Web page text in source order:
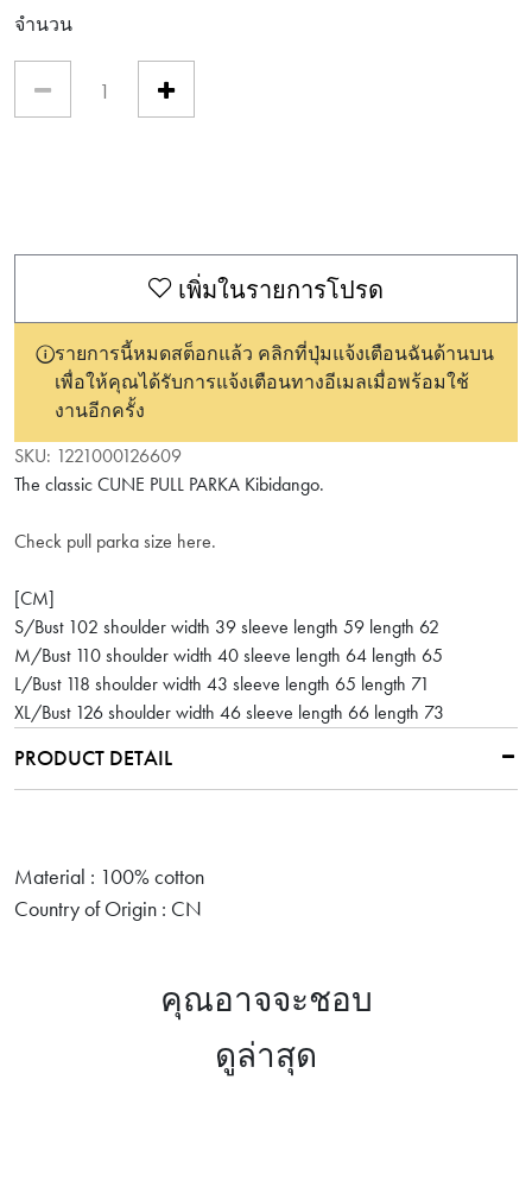
จำนวน
เพิ่มในรายการโปรด
รายการนี้หมดสต็อกแล้ว คลิกที่ปุ่มแจ้งเตือนฉันด้านบน
เพื่อให้คุณได้รับการแจ้งเตือนทางอีเมลเมื่อพร้อมใช้
งานอีกครั้ง
SKU: 1221000126609
The classic CUNE PULL PARKA Kibidango.
Check pull parka size here.
[CM]
S/Bust 102 shoulder width 39 sleeve length 59 length 62
M/Bust 110 shoulder width 40 sleeve length 64 length 65
L/Bust 118 shoulder width 43 sleeve length 65 length 71
XL/Bust 126 shoulder width 46 sleeve length 66 length 73
PRODUCT DETAIL
Material : 100% cotton
Country of Origin : CN
คุณอาจจะชอบ
ดูล่าสุด